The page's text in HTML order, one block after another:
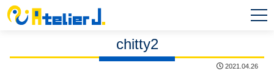
chitty2
2021.04.26